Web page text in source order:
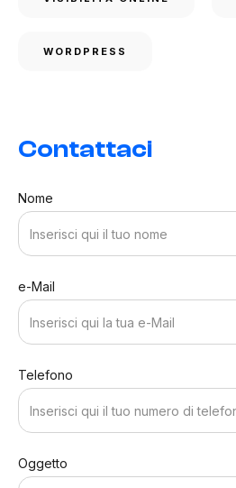
WORDPRESS
Contattaci
Nome
e-Mail
Telefono
Oggetto